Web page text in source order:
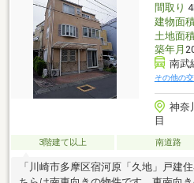
間取り
建物面
土地面
築年月
南武
その他の
神奈
目
3階建て以上 南道路
「川崎市多摩区宿河原「久地」戸建